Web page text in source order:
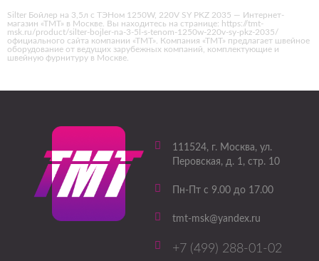
Silter Бойлер на 3,5л с ТЭНом 1250W, 220V SY PKZ 2035 — Интернет-
магазин «ТМТ» в Москве. Вы находитесь на странице: https://tmt-
msk.ru/product/silter-bojler-na-3-5l-s-tenom-1250w-220v-sy-pkz-2035/
официального сайта компании «ТМТ». Компания «ТМТ» предлагает швейное
оборудование от ведущих зарубежных компаний, комплектующие и
швейную фурнитуру в Москве.
111524, г. Москва, ул.
Перовская, д. 1, стр. 10
Пн-Пт с 9.00 до 17.00
tmt-msk@yandex.ru
+7 (499) 288-01-02